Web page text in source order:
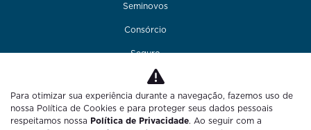
Seminovos
Consórcio
Seguro
Financiamento
Funilaria e pintura
Fale conosco
Para otimizar sua experiência durante a navegação, fazemos uso de
nossa Política de Cookies e para proteger seus dados pessoais
respeitamos nossa Política de Privacidade. Ao seguir com a